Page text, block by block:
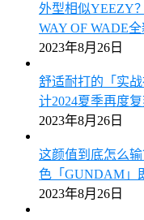
外型相似YEEZY
WAY OF WADE
2023年8月26日
舒适耐打的「实战
计2024夏季再度复
2023年8月26日
这颜值到底怎么输
色「GUNDAM」
2023年8月26日